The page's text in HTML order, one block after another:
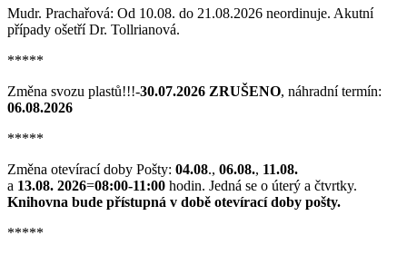
Mudr. Prachařová: Od 10.08. do 21.08.2026 neordinuje. Akutní
případy ošetří Dr. Tollrianová.
*****
Změna svozu plastů!!!-30.07.2026 ZRUŠENO, náhradní termín:
06.08.2026
*****
Změna otevírací doby Pošty: 04.08., 06.08., 11.08.
a 13.08. 2026=08:00-11:00 hodin. Jedná se o úterý a čtvrtky.
Knihovna bude přístupná v době otevírací doby pošty.
*****